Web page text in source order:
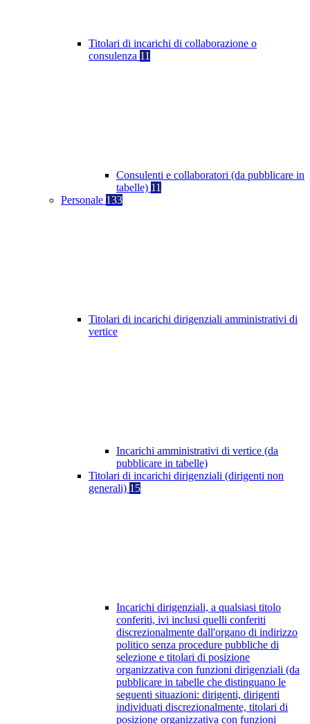
Titolari di incarichi di collaborazione o
consulenza 11
Consulenti e collaboratori (da pubblicare in
tabelle) 11
Personale 133
Titolari di incarichi dirigenziali amministrativi di
vertice
Incarichi amministrativi di vertice (da
pubblicare in tabelle)
Titolari di incarichi dirigenziali (dirigenti non
generali) 15
Incarichi dirigenziali, a qualsiasi titolo
conferiti, ivi inclusi quelli conferiti
discrezionalmente dall'organo di indirizzo
politico senza procedure pubbliche di
selezione e titolari di posizione
organizzativa con funzioni dirigenziali (da
pubblicare in tabelle che distinguano le
seguenti situazioni: dirigenti, dirigenti
individuati discrezionalmente, titolari di
posizione organizzativa con funzioni